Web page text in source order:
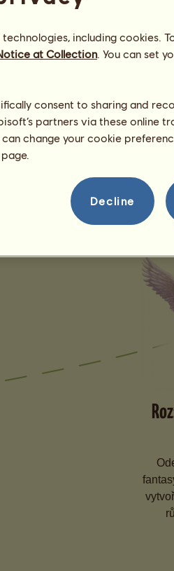
including cookies.
at Collection. You can set
consent to sharing and
partners via these online
change your cookie
Decline